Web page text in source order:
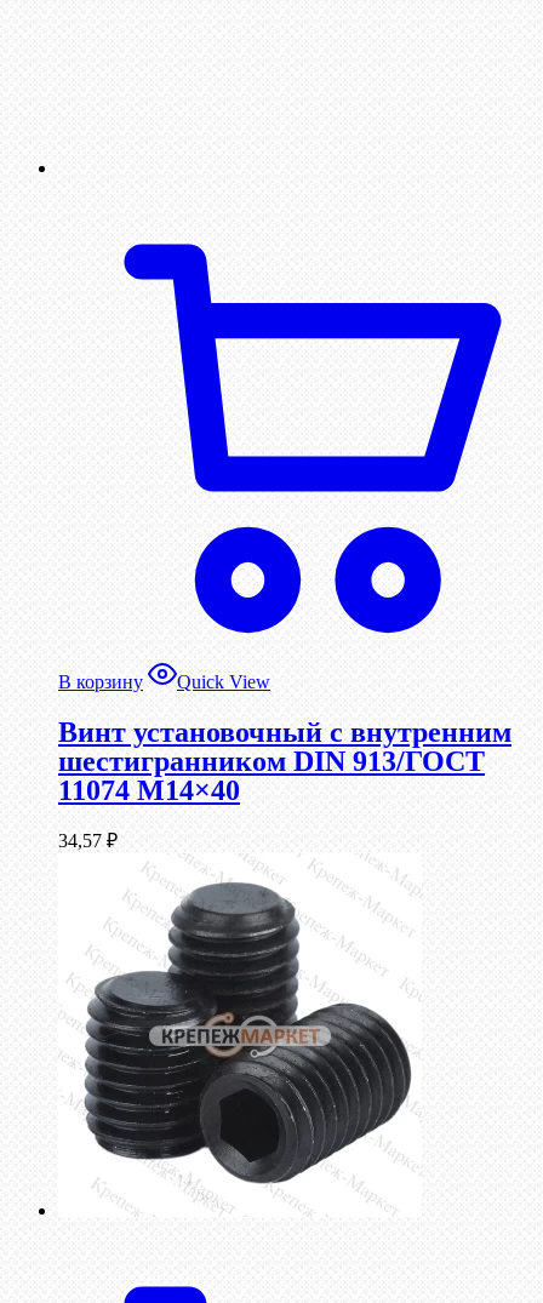
В корзину Quick View
Винт установочный с внутренним
шестигранником DIN 913/ГОСТ
11074 М14×40
34,57 ₽